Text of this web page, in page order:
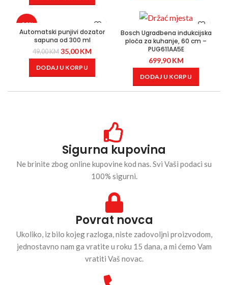
-29%
Automatski punjivi dozator
sapuna od 300 ml
49,00KM 35,00KM
DODAJ U KORPU
Bosch Ugradbena indukcijska
ploča za kuhanje, 60 cm –
PUG611AA5E
699,90KM
DODAJ U KORPU
Sigurna kupovina
Ne brinite zbog online kupovine kod nas. Svi Vaši podaci su
100% sigurni.
Povrat novca
Ukoliko, iz bilo kojeg razloga, niste zadovoljni proizvodom,
jednostavno nam ga vratite u roku 15 dana, a mi ćemo Vam
vratiti Vaš novac.